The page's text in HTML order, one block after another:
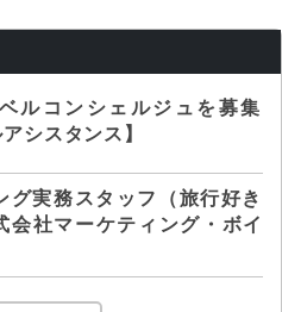
ルコンシェルジュを募集
シスタンス】
グ実務スタッフ（旅行好き
会社マーケティング・ボイ